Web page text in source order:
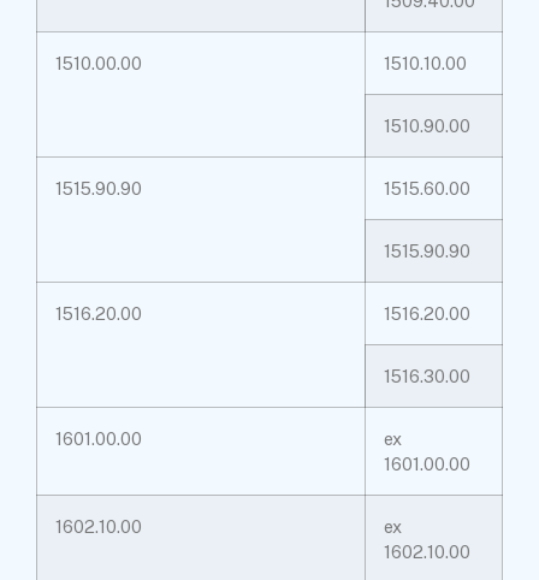
1510.00.00 1510.10.00
1510.90.00
1515.90.90 1515.60.00
1515.90.90
1516.20.00 1516.20.00
1516.30.00
1601.00.00
ex
1601.00.00
1602.10.00
ex
1602.10.00